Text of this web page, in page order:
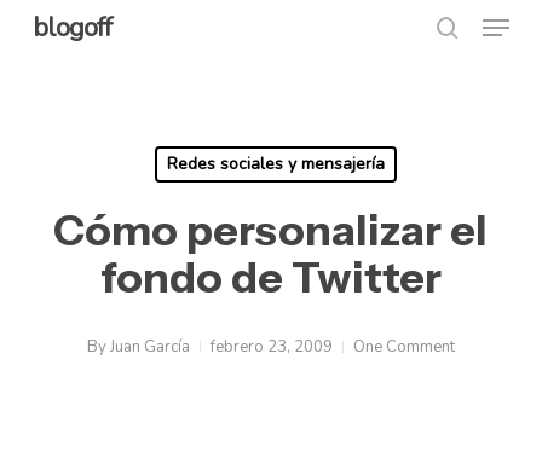
Skipblogoff Menu
Redes sociales y mensajería
Cómo personalizar el
fondo de Twitter
ByJuan García febrero 23, 2009 One Comment